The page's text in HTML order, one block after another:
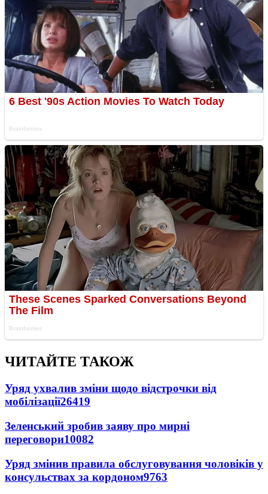
ЧИТАЙТЕ ТАКОЖ
Уряд ухвалив зміни щодо відстрочки від
мобілізації26419
Зеленський зробив заяву про мирні
переговори10082
Уряд змінив правила обслуговування чоловіків у
консульствах за кордоном9763